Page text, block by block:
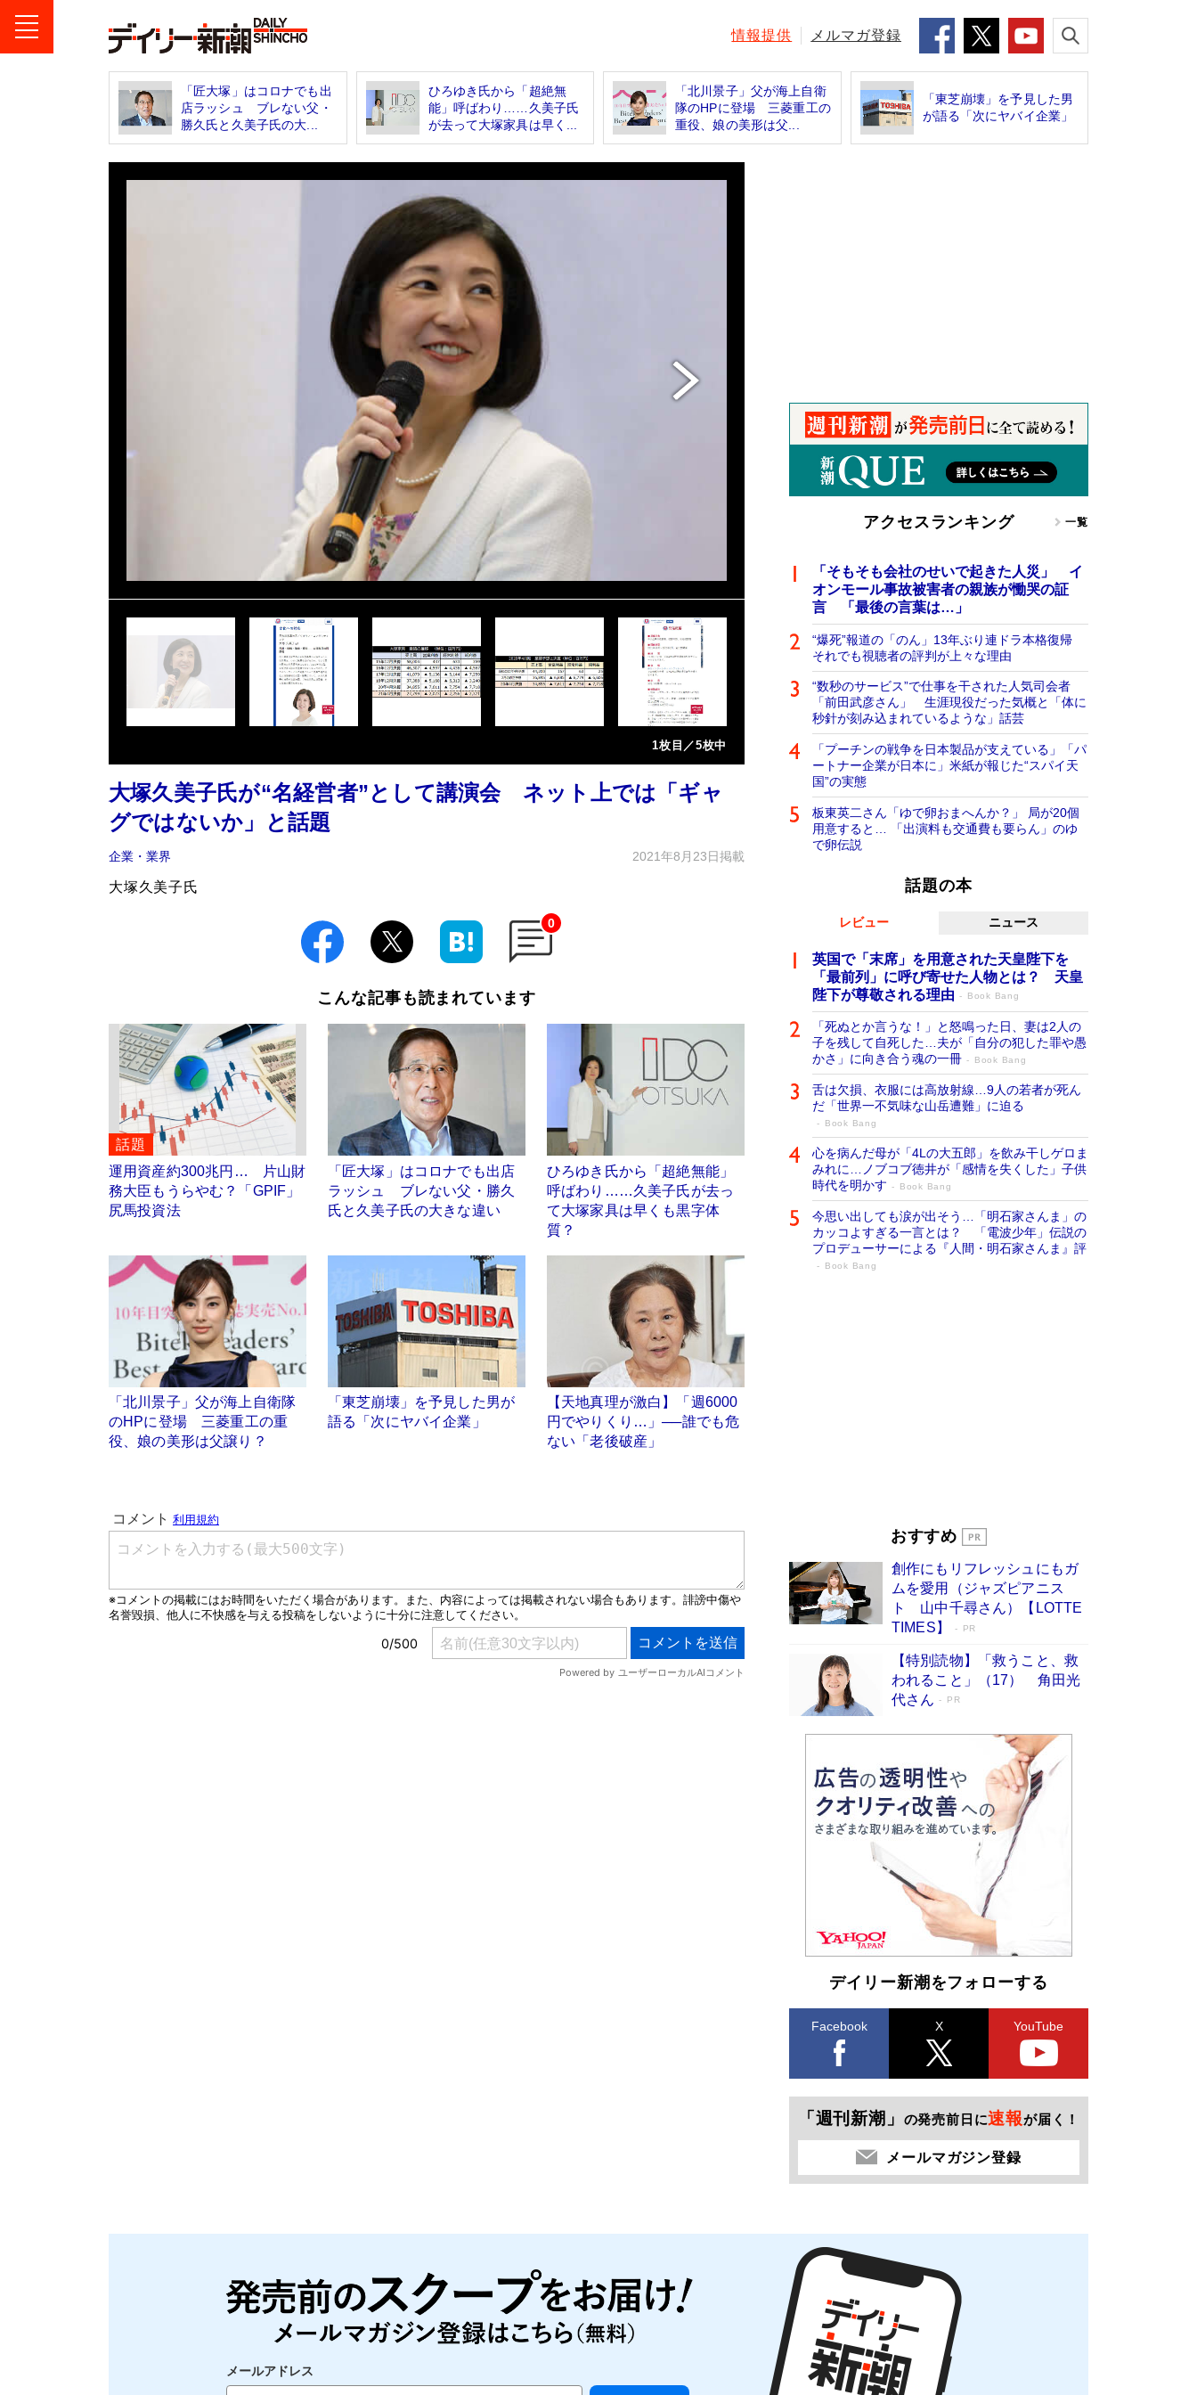
情報提供 メルマガ登録
「匠大塚」はコロナでも出
店ラッシュ ブレない父・
勝久氏と久美子氏の大...
ひろゆき氏から「超絶無
能」呼ばわり……久美子氏
が去って大塚家具は早く...
「北川景子」父が海上自衛
隊のHPに登場 三菱重工の
重役、娘の美形は父...
「東芝崩壊」を予見した男
が語る「次にヤバイ企業」
1枚目／5枚中
大塚久美子氏が“名経営者”として講演会 ネット上では「ギャ
グではないか」と話題
企業・業界 2021年8月23日掲載
大塚久美子氏
0
こんな記事も読まれています
話題
運用資産約300兆円… 片山財
務大臣もうらやむ？「GPIF」
尻馬投資法
「匠大塚」はコロナでも出店
ラッシュ ブレない父・勝久
氏と久美子氏の大きな違い
ひろゆき氏から「超絶無能」
呼ばわり……久美子氏が去っ
て大塚家具は早くも黒字体
質？
「北川景子」父が海上自衛隊
のHPに登場 三菱重工の重
役、娘の美形は父譲り？
「東芝崩壊」を予見した男が
語る「次にヤバイ企業」
【天地真理が激白】「週6000
円でやりくり…」──誰でも危
ない「老後破産」
アクセスランキング 一覧
「そもそも会社のせいで起きた人災」 イ
オンモール事故被害者の親族が慟哭の証
言 「最後の言葉は…」
“爆死”報道の「のん」13年ぶり連ドラ本格復帰
それでも視聴者の評判が上々な理由
“数秒のサービス”で仕事を干された人気司会者
「前田武彦さん」 生涯現役だった気概と「体に
秒針が刻み込まれているような」話芸
「プーチンの戦争を日本製品が支えている」「パ
ートナー企業が日本に」米紙が報じた“スパイ天
国”の実態
板東英二さん「ゆで卵おまへんか？」 局が20個
用意すると… 「出演料も交通費も要らん」のゆ
で卵伝説
話題の本
レビュー ニュース
英国で「末席」を用意された天皇陛下を
「最前列」に呼び寄せた人物とは？ 天皇
陛下が尊敬される理由
Book Bang
「死ぬとか言うな！」と怒鳴った日、妻は2人の
子を残して自死した…夫が「自分の犯した罪や愚
かさ」に向き合う魂の一冊
Book Bang
舌は欠損、衣服には高放射線…9人の若者が死ん
だ「世界一不気味な山岳遭難」に迫る
Book Bang
心を病んだ母が「4Lの大五郎」を飲み干しゲロま
みれに…ノブコブ徳井が「感情を失くした」子供
時代を明かす
Book Bang
今思い出しても涙が出そう…「明石家さんま」の
カッコよすぎる一言とは？ 「電波少年」伝説の
プロデューサーによる『人間・明石家さんま』評
Book Bang
俳優・高嶋政伸が家族に教わった“人を育てるコ
東野圭吾、伊坂幸太郎の人気シリーズ最新作どち
らも文庫化 映画化された直木賞受賞作もランク
イン［文庫ベストセラー］
Book Bang
おすすめ
創作にもリフレッシュにもガ
ムを愛用（ジャズピアニス
ト 山中千尋さん）【LOTTE
TIMES】
PR
【特別読物】「救うこと、救
われること」（17） 角田光
代さん
PR
デイリー新潮をフォローする
Facebook X YouTube
「週刊新潮」 の発売前日に速報が届く！
メールマガジン登録
メールアドレス